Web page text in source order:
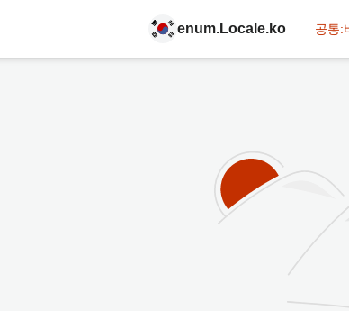
enum.Locale.ko 공통: